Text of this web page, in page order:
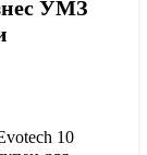
УМЗ
10